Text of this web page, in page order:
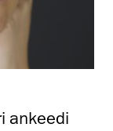
ankeedi